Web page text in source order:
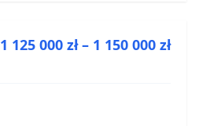
1 125 000 zł – 1 150 000 zł